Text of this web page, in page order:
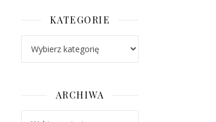
KATEGORIE
ARCHIWA